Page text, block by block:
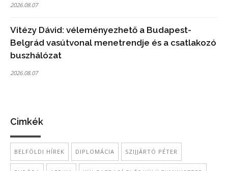
2026.08.07
Vitézy Dávid: véleményezhető a Budapest-
Belgrád vasútvonal menetrendje és a csatlakozó
buszhálózat
2026.08.07
Cimkék
BELFÖLDI HÍREK DIPLOMÁCIA SZIJJÁRTÓ PÉTER